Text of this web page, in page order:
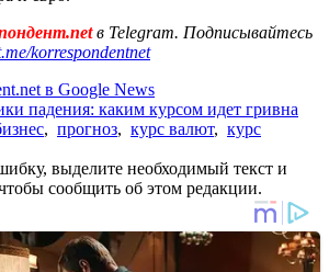
в Telegram. Подписывайтесь
korrespondentnet
в Google News
падения: каким курсом идет гривна
, прогноз, курс валют, курс
выделите необходимый текст и
сообщить об этом редакции.